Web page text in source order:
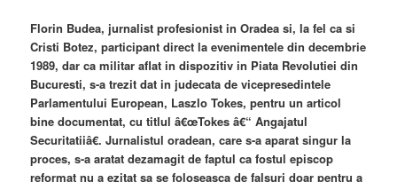
Florin Budea, jurnalist profesionist in Oradea si, la fel ca si
Cristi Botez, participant direct la evenimentele din decembrie
1989, dar ca militar aflat in dispozitiv in Piata Revolutiei din
Bucuresti, s-a trezit dat in judecata de vicepresedintele
Parlamentului European, Laszlo Tokes, pentru un articol
bine documentat, cu titlul â€œTokes â€“ Angajatul
Securitatiiâ€. Jurnalistul oradean, care s-a aparat singur la
proces, s-a aratat dezamagit de faptul ca fostul episcop
reformat nu a ezitat sa se foloseasca de falsuri doar pentru a